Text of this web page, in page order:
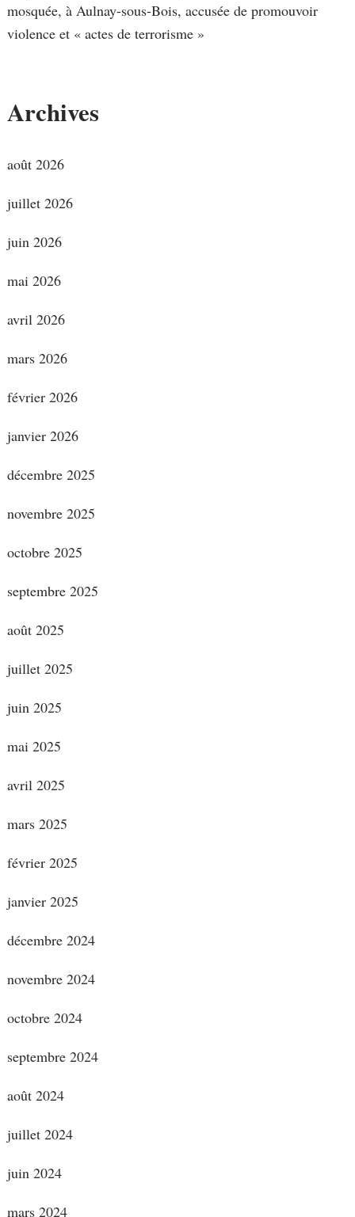
mosquée, à Aulnay-sous-Bois, accusée de promouvoir
violence et « actes de terrorisme »
Archives
août 2026
juillet 2026
juin 2026
mai 2026
avril 2026
mars 2026
février 2026
janvier 2026
décembre 2025
novembre 2025
octobre 2025
septembre 2025
août 2025
juillet 2025
juin 2025
mai 2025
avril 2025
mars 2025
février 2025
janvier 2025
décembre 2024
novembre 2024
octobre 2024
septembre 2024
août 2024
juillet 2024
juin 2024
mars 2024